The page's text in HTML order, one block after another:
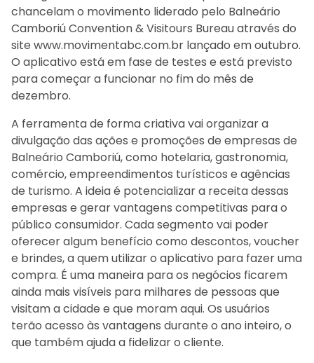
chancelam o movimento liderado pelo Balneário
Camboriú Convention & Visitours Bureau através do
site www.movimentabc.com.br lançado em outubro.
O aplicativo está em fase de testes e está previsto
para começar a funcionar no fim do mês de
dezembro.
A ferramenta de forma criativa vai organizar a
divulgação das ações e promoções de empresas de
Balneário Camboriú, como hotelaria, gastronomia,
comércio, empreendimentos turísticos e agências
de turismo. A ideia é potencializar a receita dessas
empresas e gerar vantagens competitivas para o
público consumidor. Cada segmento vai poder
oferecer algum benefício como descontos, voucher
e brindes, a quem utilizar o aplicativo para fazer uma
compra. É uma maneira para os negócios ficarem
ainda mais visíveis para milhares de pessoas que
visitam a cidade e que moram aqui. Os usuários
terão acesso às vantagens durante o ano inteiro, o
que também ajuda a fidelizar o cliente.